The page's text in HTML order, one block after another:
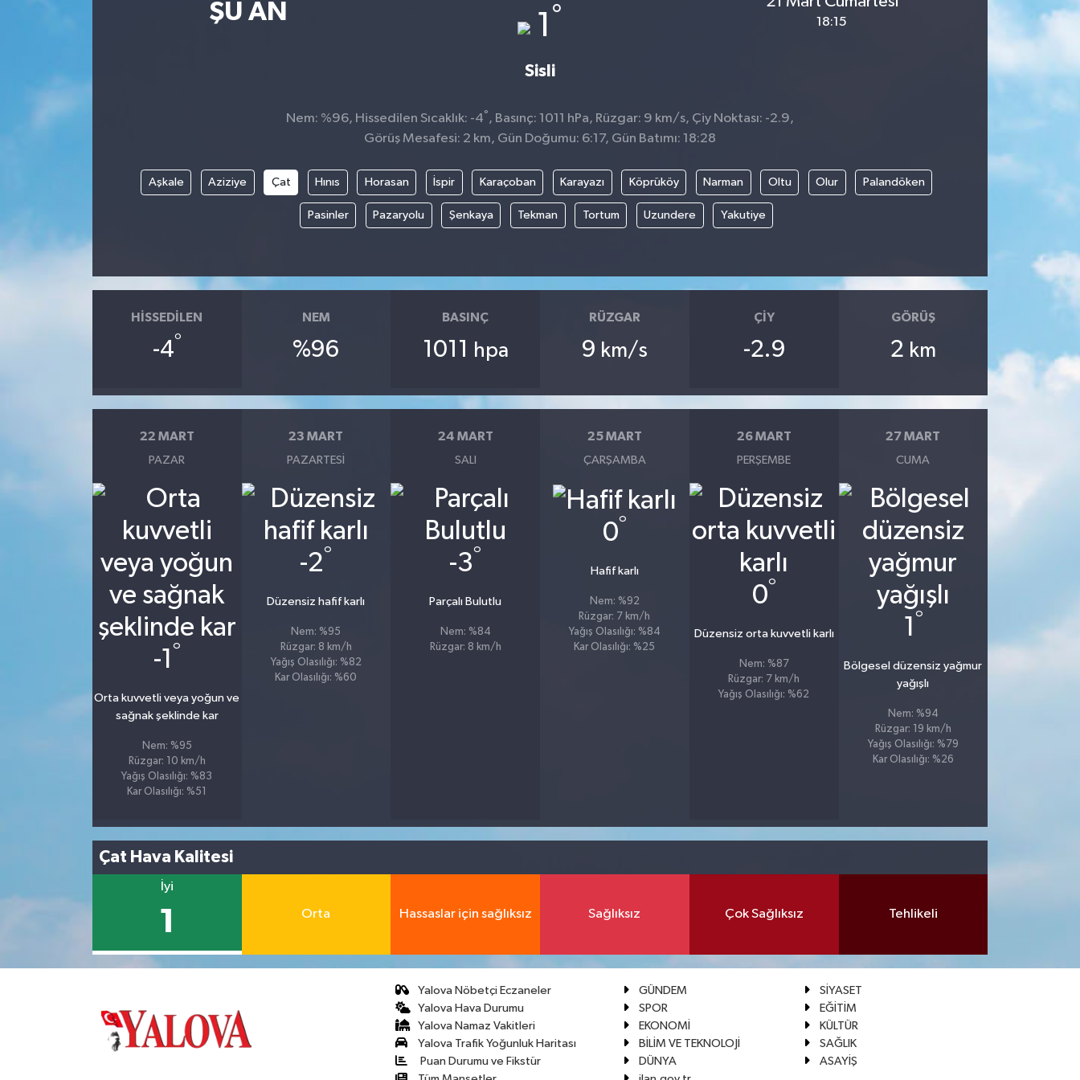
ŞU AN 1 °
Sisli
18:15
Nem: %96, Hissedilen Sıcaklık: -4° , Basınç: 1011 hPa, Rüzgar: 9 km/s, Çiy Noktası: -2.9,
Görüş Mesafesi: 2 km, Gün Doğumu: 6:17, Gün Batımı: 18:28
Aşkale Aziziye Çat Hınıs Horasan İspir Karaçoban Karayazı Köprüköy Narman Oltu Olur Palandöken
Pasinler Pazaryolu Şenkaya Tekman Tortum Uzundere Yakutiye
HISSEDILEN
-4°
NEM
%96
BASINÇ
1011 hpa
RÜZGAR
9 km/s
ÇIY
-2.9
GÖRÜŞ
2 km
22 MART
PAZAR
-1 °
Orta kuvvetli veya yoğun ve
sağnak şeklinde kar
Nem: %95
Rüzgar: 10 km/h
Yağış Olasılığı: %83
Kar Olasılığı: %51
23 MART
PAZARTESI
-2°
Düzensiz hafif karlı
Nem: %95
Rüzgar: 8 km/h
Yağış Olasılığı: %82
Kar Olasılığı: %60
24 MART
SALI
-3°
Parçalı Bulutlu
Nem: %84
Rüzgar: 8 km/h
25 MART
ÇARŞAMBA
0°
Hafif karlı
Nem: %92
Rüzgar: 7 km/h
Yağış Olasılığı: %84
Kar Olasılığı: %25
26 MART
PERŞEMBE
0°
Düzensiz orta kuvvetli karlı
Nem: %87
Rüzgar: 7 km/h
Yağış Olasılığı: %62
27 MART
CUMA
1 °
Bölgesel düzensiz yağmur
yağışlı
Nem: %94
Rüzgar: 19 km/h
Yağış Olasılığı: %79
Kar Olasılığı: %26
Çat Hava Kalitesi
İyi
1 Orta Hassaslar için sağlıksız Sağlıksız Çok Sağlıksız Tehlikeli
Yalova Nöbetçi Eczaneler
Yalova Hava Durumu
Yalova Namaz Vakitleri
Yalova Trafik Yoğunluk Haritası
Puan Durumu ve Fikstür
GÜNDEM
SİYASET
SPOR
EĞİTİM
EKONOMİ
KÜLTÜR
BİLİM VE TEKNOLOJİ
SAĞLIK
DÜNYA
ASAYİŞ